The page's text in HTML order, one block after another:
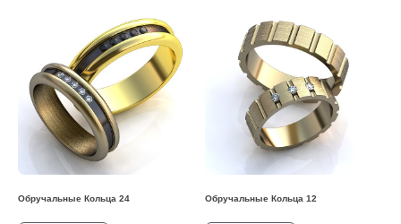
Обручальные Кольца 24 Обручальные Кольца 12